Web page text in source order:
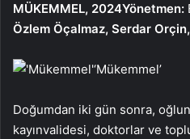
MÜKEMMEL, 2024Yönetmen:
Özlem Öçalmaz, Serdar
‘Mükemmel’
Doğumdan iki gün sonra,
kayınvalidesi, doktorlar ve